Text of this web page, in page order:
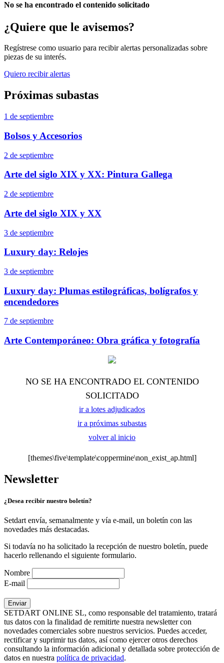
No se ha encontrado el contenido solicitado
¿Quiere que le avisemos?
Regístrese como usuario para recibir alertas personalizadas sobre
piezas de su interés.
Quiero recibir alertas
Próximas subastas
1 de septiembre
Bolsos y Accesorios
2 de septiembre
Arte del siglo XIX y XX: Pintura Gallega
2 de septiembre
Arte del siglo XIX y XX
3 de septiembre
Luxury day: Relojes
3 de septiembre
Luxury day: Plumas estilográficas, bolígrafos y
encendedores
7 de septiembre
Arte Contemporáneo: Obra gráfica y fotografía
NO SE HA ENCONTRADO EL CONTENIDO
SOLICITADO
ir a lotes adjudicados
ir a próximas subastas
volver al inicio
[themes\five\template\coppermine\non_exist_ap.html]
Newsletter
¿Desea recibir nuestro boletín?
Setdart envía, semanalmente y vía e-mail, un boletín con las
novedades más destacadas.
Si todavía no ha solicitado la recepción de nuestro boletín, puede
hacerlo rellenando el siguiente formulario.
Nombre
E-mail
SETDART ONLINE SL, como responsable del tratamiento, tratará
tus datos con la finalidad de remitirte nuestra newsletter con
novedades comerciales sobre nuestros servicios. Puedes acceder,
rectificar y suprimir tus datos, así como ejercer otros derechos
consultando la información adicional y detallada sobre protección de
datos en nuestra política de privacidad.